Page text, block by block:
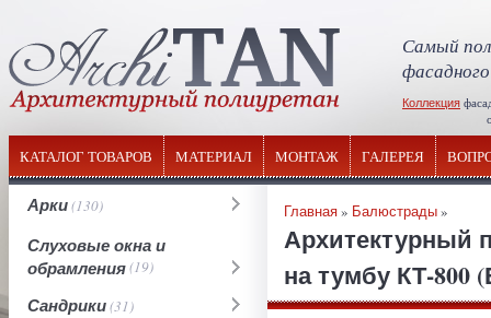
Самый
Коллекция
КАТАЛОГ ТОВАРОВ МАТЕРИАЛ МОНТАЖ ГАЛЕРЕЯ
Арки(130)
Слуховые окна и
обрамления(19)
Сандрики(31)
Главная» Балюстрады»
Архитектурный
на тумбу КТ-800